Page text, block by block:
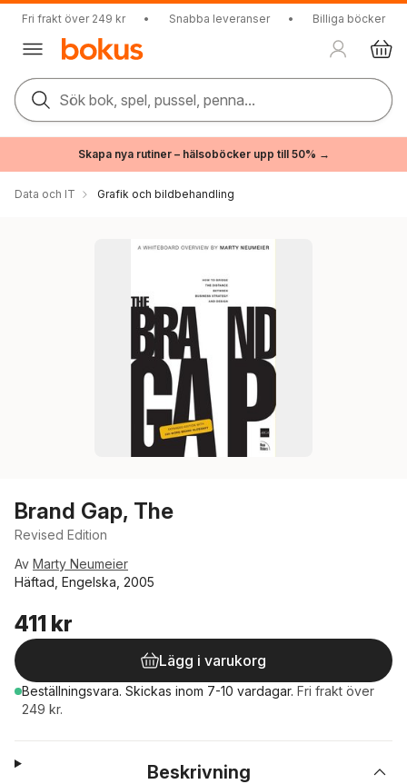
Fri frakt över 249 kr • Snabba leveranser • Billiga böcker
Sök bok, spel, pussel, penna...
Skapa nya rutiner – hälsoböcker upp till 50% →
Data och IT Grafik och bildbehandling
Brand Gap, The
Revised Edition
Av Marty Neumeier
Häftad, Engelska, 2005
411 kr
Lägg i varukorg
Beställningsvara. Skickas inom 7-10 vardagar. Fri frakt över
249 kr.
Beskrivning